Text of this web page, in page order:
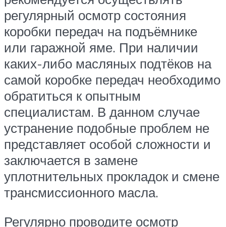
регулярный осмотр состояния
коробки передач на подъёмнике
или гаражной яме. При наличии
каких-либо масляных подтёков на
самой коробке передач необходимо
обратиться к опытным
специалистам. В данном случае
устранение подобные проблем не
представляет особой сложности и
заключается в замене
уплотнительных прокладок и смене
трансмиссионного масла.
Регулярно проводите осмотр